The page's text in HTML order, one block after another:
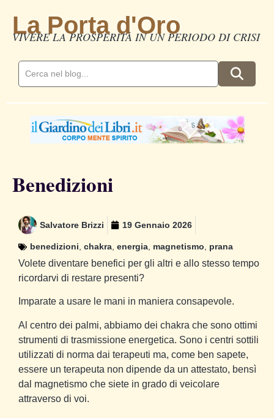
La Porta d'Oro
VIVERE LA PROSPERITÀ IN UN PERIODO DI CRISI
Benedizioni
Salvatore Brizzi 19 Gennaio 2026
benedizioni chakra energia magnetismo prana
Volete diventare benefici per gli altri e allo stesso tempo
ricordarvi di restare presenti?
Imparate a usare le mani in maniera consapevole.
Al centro dei palmi, abbiamo dei chakra che sono ottimi
strumenti di trasmissione energetica. Sono i centri sottili
utilizzati di norma dai terapeuti ma, come ben sapete,
essere un terapeuta non dipende da un attestato, bensì
dal magnetismo che siete in grado di veicolare
attraverso di voi.